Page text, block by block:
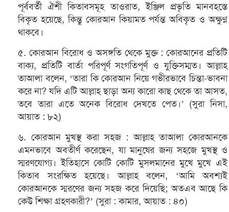
পূর্ববর্তী ঐশী কিতাবসমূহ তাওরাত, ইঞ্জিল প্রভৃতি মানবহস্তে
বিকৃত হয়েছে, কিন্তু কোরআন কিয়ামত পর্যন্ত অবিকৃত ও অক্ষুণ্ন
থাকবে।
৫. কোরআন বিরোধ ও অসঙ্গতি থেকে মুক্ত : কোরআনের প্রতিটি
বাক্য, প্রতিটি বার্তা পরিপূর্ণ সংগতিপূর্ণ ও যুক্তিসম্মত। আল্লাহ
তাআলা বলেন, ‘তারা কি কোরআন নিয়ে গভীরভাবে চিন্তা-ভাবনা
করে না? যদি এটি আল্লাহ ছাড়া অন্য কারো কাছ থেকে তা আসত,
তবে তারা এতে অনেক বিরোধ দেখতে পেত।’ (সুরা নিসা,
আয়াত : ৮২)
৬. কোরআন মুখস্থ করা সহজ : আল্লাহ তাআলা কোরআনকে
এমনভাবে অবতীর্ণ করেছেন, যা মানুষের জন্য সহজে মুখস্থ ও
স্মরণযোগ্য। ইতিহাসে কোটি কোটি মুসলমানের মুখে মুখে এই
কিতাব সংরক্ষিত হয়েছে। আল্লাহ বলেন, ‘আমি অবশ্যই
কোরআনকে স্মরণের জন্য সহজ করে দিয়েছি; অতএব আছে কি
কেউ শিক্ষা গ্রহণকারী?’ (সুরা : কামার, আয়াত : ৪০)